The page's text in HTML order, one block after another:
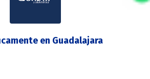
en Guadalajara